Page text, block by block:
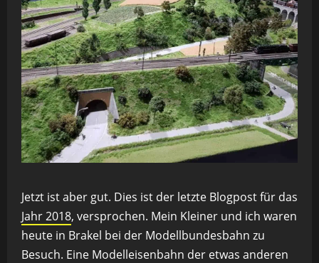
Jetzt ist aber gut. Dies ist der letzte Blogpost für das
Jahr 2018, versprochen. Mein Kleiner und ich waren
heute in Brakel bei der Modellbundesbahn zu
Besuch. Eine Modelleisenbahn der etwas anderen